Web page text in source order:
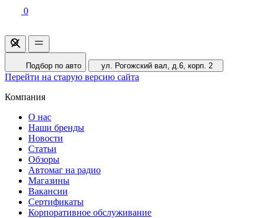
0
Подбор по авто ул. Рогожский вал, д.6, корп. 2
Перейти на старую версию сайта
Компания
О нас
Наши бренды
Новости
Статьи
Обзоры
Автомаг на радио
Магазины
Вакансии
Сертификаты
Корпоративное обслуживание